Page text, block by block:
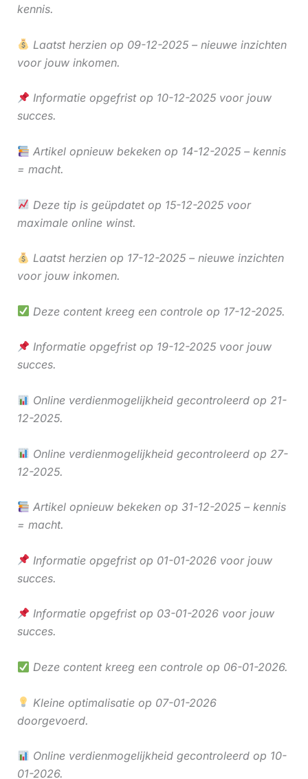
kennis.
Laatst herzien op 09-12-2025 – nieuwe inzichten
voor jouw inkomen.
Informatie opgefrist op 10-12-2025 voor jouw
succes.
Artikel opnieuw bekeken op 14-12-2025 – kennis
= macht.
Deze tip is geüpdatet op 15-12-2025 voor
maximale online winst.
Laatst herzien op 17-12-2025 – nieuwe inzichten
voor jouw inkomen.
Deze content kreeg een controle op 17-12-2025.
Informatie opgefrist op 19-12-2025 voor jouw
succes.
Online verdienmogelijkheid gecontroleerd op 21-
12-2025.
Online verdienmogelijkheid gecontroleerd op 27-
12-2025.
Artikel opnieuw bekeken op 31-12-2025 – kennis
= macht.
Informatie opgefrist op 01-01-2026 voor jouw
succes.
Informatie opgefrist op 03-01-2026 voor jouw
succes.
Deze content kreeg een controle op 06-01-2026.
Kleine optimalisatie op 07-01-2026
doorgevoerd.
Online verdienmogelijkheid gecontroleerd op 10-
01-2026.